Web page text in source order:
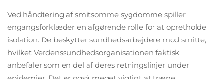
Ved håndtering af smitsomme sygdomme spiller
engangsforklæder en afgørende rolle for at opretholde
isolation. De beskytter sundhedsarbejdere mod smitte,
hvilket Verdenssundhedsorganisationen faktisk
anbefaler som en del af deres retningslinjer under